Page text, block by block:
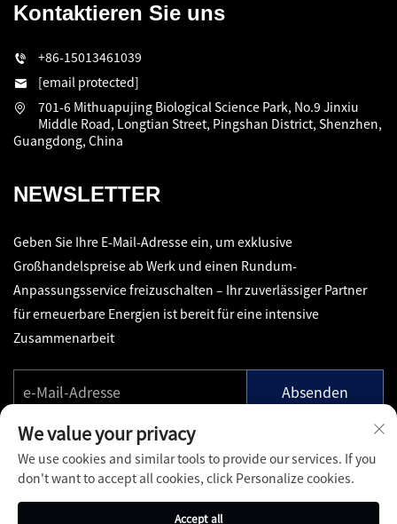
Kontaktieren Sie uns
+86-15013461039
[email protected]
701-6 Mithuapujing Biological Science Park, No.9 Jinxiu
Middle Road, Longtian Street, Pingshan District, Shenzhen,
Guangdong, China
NEWSLETTER
Geben Sie Ihre E-Mail-Adresse ein, um exklusive
Großhandelspreise ab Werk und einen Rundum-
Anpassungsservice freizuschalten – Ihr zuverlässiger Partner
für erneuerbare Energien ist bereit für eine intensive
Zusammenarbeit
Absenden
Copyright © Shenzhen Pinfang Chuangfu Technology Co., Ltd.
We value your privacy
We use cookies and similar tools to provide our services. If you
don't want to accept all cookies, click Personalize cookies.
Accept all